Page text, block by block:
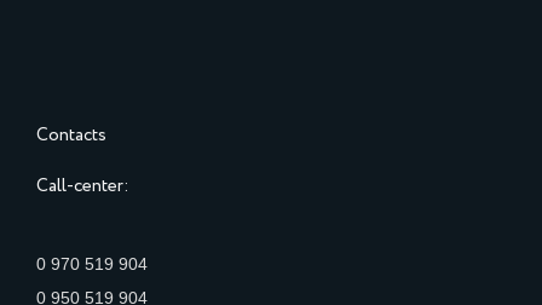
Contacts
Call-center:
0 970 519 904
0 950 519 904